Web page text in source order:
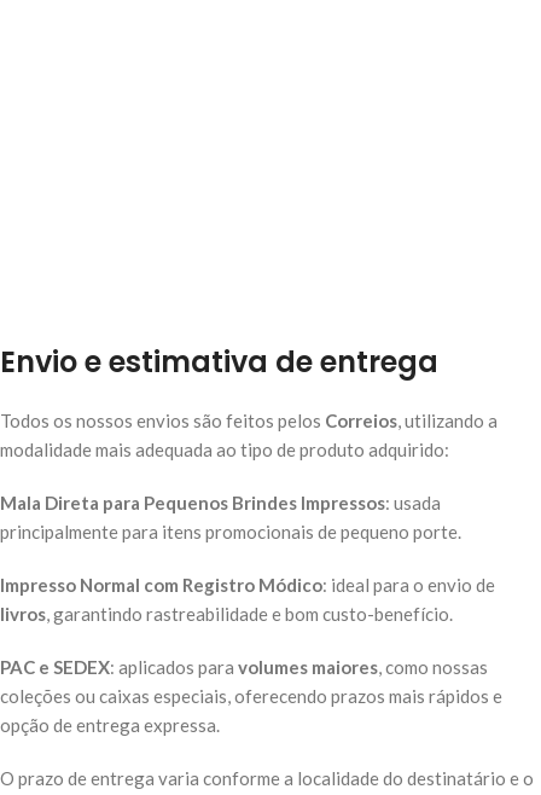
Envio e estimativa de entrega
Todos os nossos envios são feitos pelos Correios, utilizando a
modalidade mais adequada ao tipo de produto adquirido:
Mala Direta para Pequenos Brindes Impressos: usada
principalmente para itens promocionais de pequeno porte.
Impresso Normal com Registro Módico: ideal para o envio de
livros, garantindo rastreabilidade e bom custo-benefício.
PAC e SEDEX: aplicados para volumes maiores, como nossas
coleções ou caixas especiais, oferecendo prazos mais rápidos e
opção de entrega expressa.
O prazo de entrega varia conforme a localidade do destinatário e o